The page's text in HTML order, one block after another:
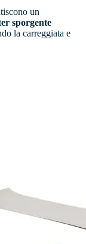
un
sporgente
la carreggiata e